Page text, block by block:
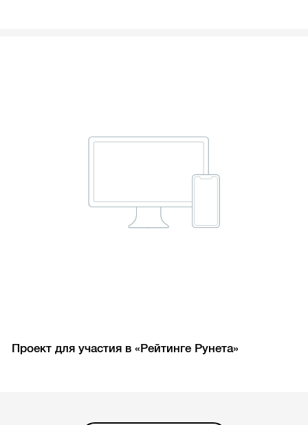
Проект для участия в «Рейтинге Рунета»